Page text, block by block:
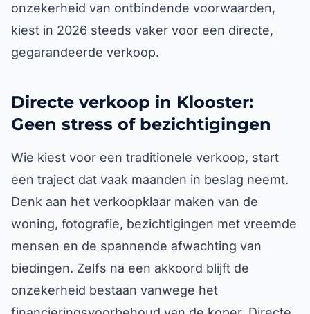
onzekerheid van ontbindende voorwaarden,
kiest in 2026 steeds vaker voor een directe,
gegarandeerde verkoop.
Directe verkoop in Klooster:
Geen stress of bezichtigingen
Wie kiest voor een traditionele verkoop, start
een traject dat vaak maanden in beslag neemt.
Denk aan het verkoopklaar maken van de
woning, fotografie, bezichtigingen met vreemde
mensen en de spannende afwachting van
biedingen. Zelfs na een akkoord blijft de
onzekerheid bestaan vanwege het